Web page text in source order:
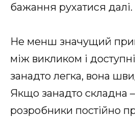
бажання рухатися далі.
Не менш значущий
між викликом і
занадто легка, вона
Якщо занадто складна
розробники постійно